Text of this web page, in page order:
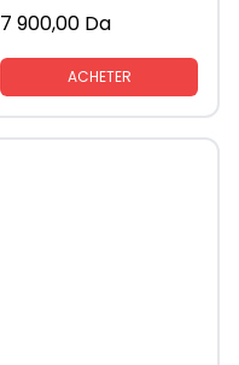
7 900,00 Da
ACHETER